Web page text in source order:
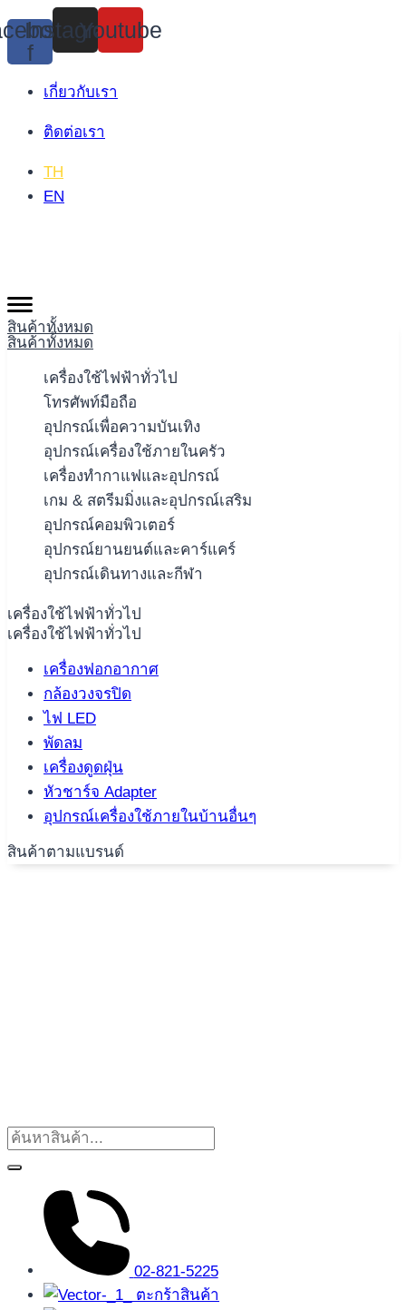
Skip
to
content
f
Instagram
Youtube
เกี่ยวกับเรา
ติดต่อเรา
TH
EN
สินค้าทั้งหมด
สินค้าทั้งหมด
เครื่องใช้ไฟฟ้าทั่วไป
โทรศัพท์มือถือ
อุปกรณ์เพื่อความบันเทิง
อุปกรณ์เครื่องใช้ภายในครัว
เครื่องทำกาแฟและอุปกรณ์
เกม & สตรีมมิ่งและอุปกรณ์เสริม
อุปกรณ์คอมพิวเตอร์
อุปกรณ์ยานยนต์และคาร์แคร์
อุปกรณ์เดินทางและกีฬา
เครื่องใช้ไฟฟ้าทั่วไป
เครื่องใช้ไฟฟ้าทั่วไป
เครื่องฟอกอากาศ
กล้องวงจรปิด
ไฟ LED
พัดลม
เครื่องดูดฝุ่น
หัวชาร์จ Adapter
อุปกรณ์เครื่องใช้ภายในบ้านอื่นๆ
สินค้าตามแบรนด์
02-821-5225
ตะกร้าสินค้า